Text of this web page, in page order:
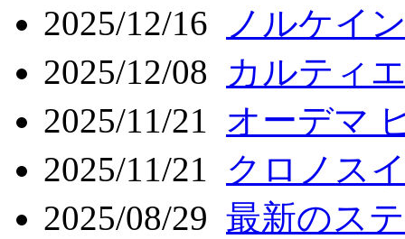
2025/12/16
ノルケイ
2025/12/08
カルティ
2025/11/21 オーデマ
2025/11/21 クロノス
2025/08/29 最新のス